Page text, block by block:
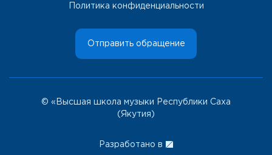
Отправить обращение
Политика конфиденциальности
© «Высшая школа музыки Республики Саха
(Якутия)
Разработано в